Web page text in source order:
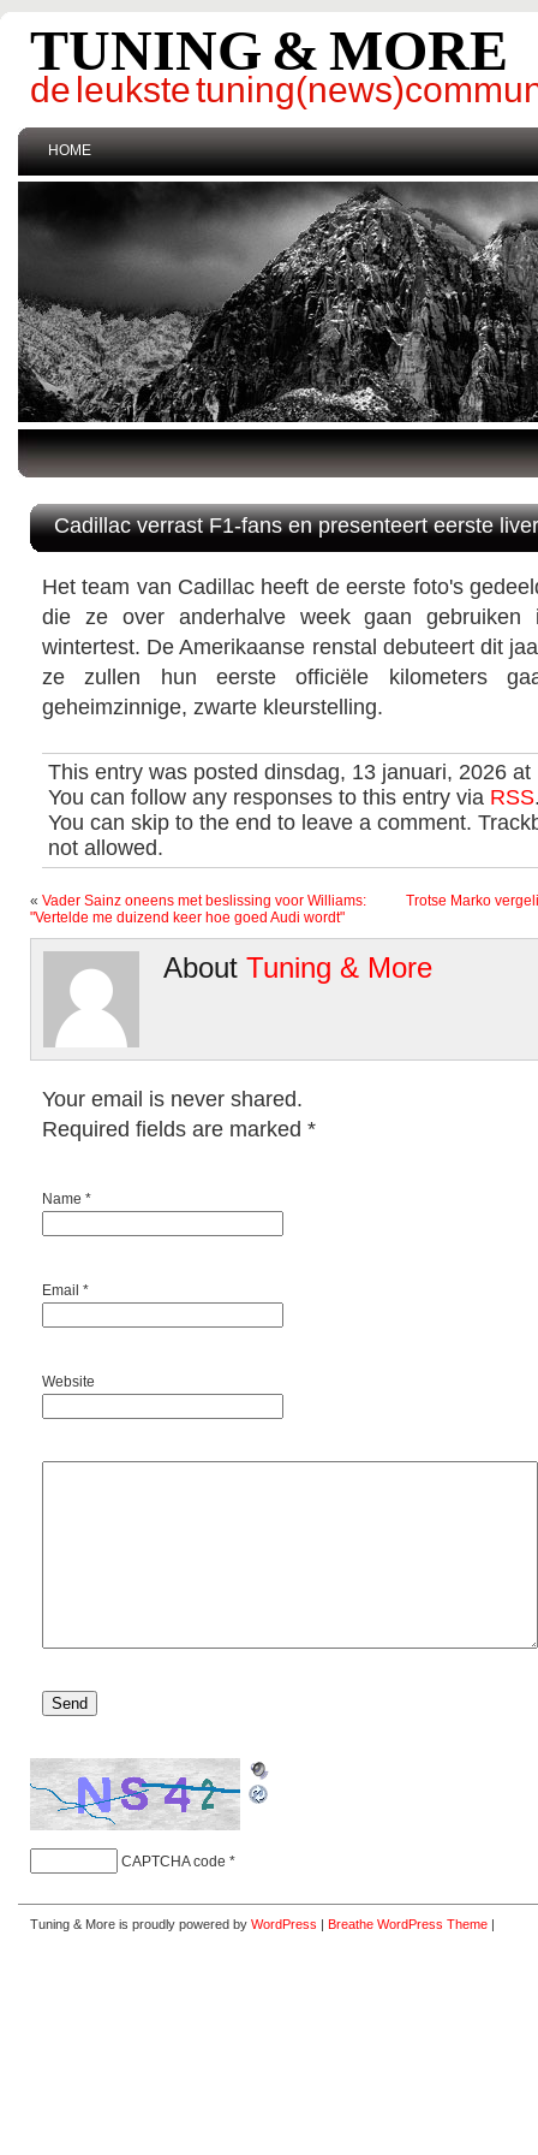
TUNING & MORE
de leukste
HOME
Cadillac verrast F1-fans en presenteert eerste
Het team van Cadillac heeft de eerste foto's
die ze over anderhalve week gaan
wintertest. De Amerikaanse renstal debuteert dit
ze zullen hun eerste officiële kilometers
geheimzinnige, zwarte kleurstelling.
This entry was posted dinsdag, 13 januari, 2026 at
You can follow any responses to this entry via RSS
You can skip to the end to leave a comment.
not allowed.
« Vader Sainz oneens met beslissing voor Williams:
"Vertelde me duizend keer hoe goed Audi wordt"
Trotse Marko
About Tuning & More
Your email is never shared.
Required fields are marked *
Name *
Email *
Website
CAPTCHA code *
Tuning & More is proudly powered by WordPress | Breathe WordPress Theme |